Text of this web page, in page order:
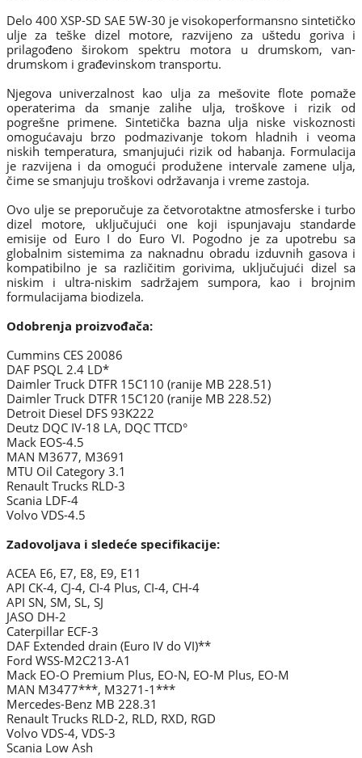
Delo 400 XSP-SD SAE 5W-30 je visokoperformansno sintetičko
ulje za teške dizel motore, razvijeno za uštedu goriva i
prilagođeno širokom spektru motora u drumskom, van-
drumskom i građevinskom transportu.
Njegova univerzalnost kao ulja za mešovite flote pomaže
operaterima da smanje zalihe ulja, troškove i rizik od
pogrešne primene. Sintetička bazna ulja niske viskoznosti
omogućavaju brzo podmazivanje tokom hladnih i veoma
niskih temperatura, smanjujući rizik od habanja. Formulacija
je razvijena i da omogući produžene intervale zamene ulja,
čime se smanjuju troškovi održavanja i vreme zastoja.
Ovo ulje se preporučuje za četvorotaktne atmosferske i turbo
dizel motore, uključujući one koji ispunjavaju standarde
emisije od Euro I do Euro VI. Pogodno je za upotrebu sa
globalnim sistemima za naknadnu obradu izduvnih gasova i
kompatibilno je sa različitim gorivima, uključujući dizel sa
niskim i ultra-niskim sadržajem sumpora, kao i brojnim
formulacijama biodizela.
Odobrenja proizvođača:
Cummins CES 20086
DAF PSQL 2.4 LD*
Daimler Truck DTFR 15C110 (ranije MB 228.51)
Daimler Truck DTFR 15C120 (ranije MB 228.52)
Detroit Diesel DFS 93K222
Deutz DQC IV-18 LA, DQC TTCD°
Mack EOS-4.5
MAN M3677, M3691
MTU Oil Category 3.1
Renault Trucks RLD-3
Scania LDF-4
Volvo VDS-4.5
Zadovoljava i sledeće specifikacije:
ACEA E6, E7, E8, E9, E11
API CK-4, CJ-4, CI-4 Plus, CI-4, CH-4
API SN, SM, SL, SJ
JASO DH-2
Caterpillar ECF-3
DAF Extended drain (Euro IV do VI)**
Ford WSS-M2C213-A1
Mack EO-O Premium Plus, EO-N, EO-M Plus, EO-M
MAN M3477***, M3271-1***
Mercedes-Benz MB 228.31
Renault Trucks RLD-2, RLD, RXD, RGD
Volvo VDS-4, VDS-3
Scania Low Ash